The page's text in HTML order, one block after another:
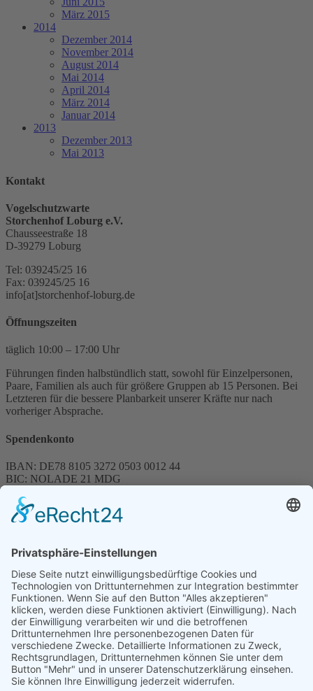
März 2015
2014
Dezember 2014
November 2014
August 2014
Mai 2014
April 2014
März 2014
Januar 2014
2013
Dezember 2013
Mai 2013
Kontakt
Vogelschutzwarte
Storchenhof Loburg e.V.
Chausseestraße 18
D-39279 Loburg
Tel: 039245/25 16
Fax: 039245/25 16
info[at]storchenhof-loburg.de
Öffnungszeiten
täglich 10:00 – 17:00 Uhr
Führungen finden halbstündlich statt, sowohl für Einzelpersonen,
Paare, Familien als auch für größere Gruppen ab 15 Personen. Bei
Letzteren für die bessere Planbarkeit unserer Kräfte nur nach
vorheriger Absprache.
Spendenkonto
IBAN: DE78 8105 3272 0503 0012 44
BIC: NOLADE 21 MDG
Spenden können steuerlich abgesetzt werden
Förderung
© 1987 – 2025
Storchenhof Loburg e.V.
Alle Rechte vorbehalten.
Cookie-Einstellungen
Navigation überspringen